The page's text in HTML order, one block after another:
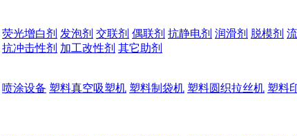
荧光增白剂 发泡剂 交联剂 偶联剂 抗静电剂 润滑剂 脱模剂
抗冲击性剂 加工改性剂 其它助剂
喷涂设备 塑料真空吸塑机 塑料制袋机 塑料圆织拉丝机 塑料